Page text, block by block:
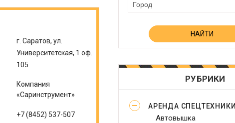
г. Саратов, ул.
Университетская, 1 оф.
105
Компания
«Саринструмент»
+7 (8452) 537-507
Город
РУБРИКИ
АРЕНДА СПЕЦТЕХНИКИ
Автовышка